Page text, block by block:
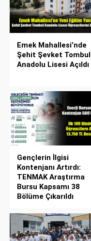
Emek Mahallesi’nde
Şehit Şevket Tombul
Anadolu Lisesi Açıldı
Gençlerin İlgisi
Kontenjanı Artırdı:
TENMAK Araştırma
Bursu Kapsamı 38
Bölüme Çıkarıldı